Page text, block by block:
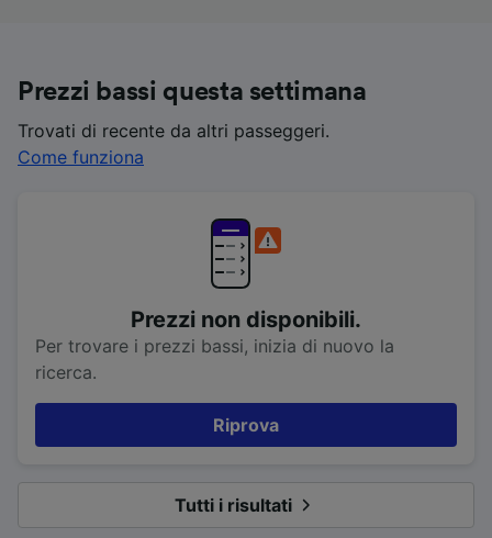
Prezzi bassi questa settimana
Trovati di recente da altri passeggeri.
Come funziona
Prezzi non disponibili.
Per trovare i prezzi bassi, inizia di nuovo la
ricerca.
Riprova
Tutti i risultati